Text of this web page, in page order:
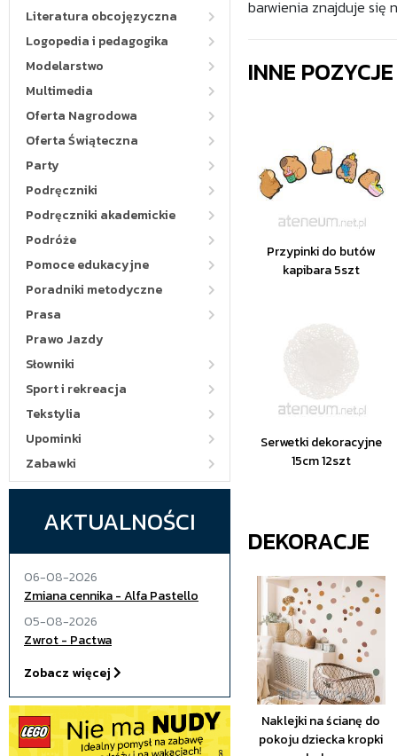
Literatura obcojęzyczna
Logopedia i pedagogika
Modelarstwo
Multimedia
Oferta Nagrodowa
Oferta Świąteczna
Party
Podręczniki
Podręczniki akademickie
Podróże
Pomoce edukacyjne
Poradniki metodyczne
Prasa
Prawo Jazdy
Słowniki
Sport i rekreacja
Tekstylia
Upominki
Zabawki
AKTUALNOŚCI
06-08-2026
Zmiana cennika - Alfa Pastello
05-08-2026
Zwrot - Pactwa
Zobacz więcej
barwienia znajduje się
INNE
Przypinki do butów
kapibara 5szt
Serwetki dekoracyjne
15cm 12szt
DEKORACJE
Naklejki na ścianę do
pokoju dziecka kropki